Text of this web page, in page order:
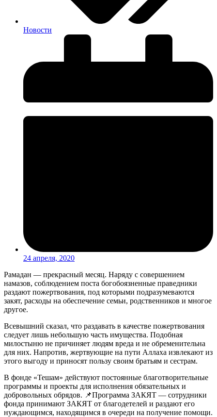
Новости
24 апреля, 2020
Рамадан — прекрасный месяц. Наряду с совершением
намазов, соблюдением поста богобоязненные праведники
раздают пожертвования, под которыми подразумеваются
закят, расходы на обеспечение семьи, родственников и многое
другое.
Всевышний сказал, что раздавать в качестве пожертвования
следует лишь небольшую часть имущества. Подобная
милостыню не причиняет людям вреда и не обременительна
для них. Напротив, жертвующие на пути Аллаха извлекают из
этого выгоду и приносят пользу своим братьям и сестрам.
В фонде «Тешам» действуют постоянные благотворительные
программы и проекты для исполнения обязательных и
добровольных обрядов. 📌Программа ЗАКЯТ — сотрудники
фонда принимают ЗАКЯТ от благодетелей и раздают его
нуждающимся, находящимся в очереди на получение помощи.